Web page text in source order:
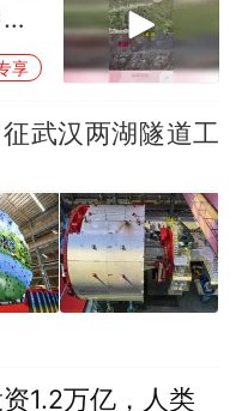
享
武汉两湖隧道工
1.2万亿，人类